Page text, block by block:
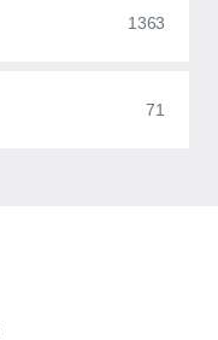
1363
71